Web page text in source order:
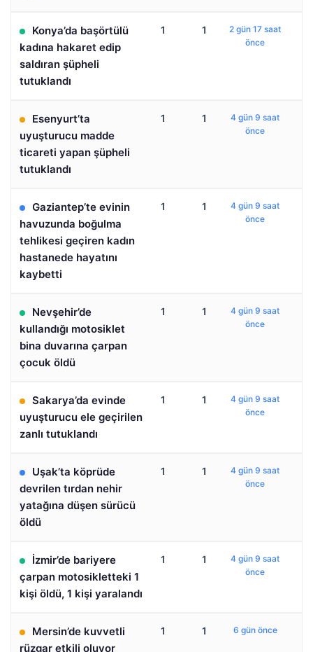
Konya’da başörtülü
kadına hakaret edip
saldıran şüpheli
tutuklandı
1 1
2 gün 17 saat
önce
Esenyurt’ta
uyuşturucu madde
ticareti yapan şüpheli
tutuklandı
1 1
4 gün 9 saat
önce
Gaziantep’te evinin
havuzunda boğulma
tehlikesi geçiren kadın
hastanede hayatını
kaybetti
1 1
4 gün 9 saat
önce
Nevşehir’de
kullandığı motosiklet
bina duvarına çarpan
çocuk öldü
1 1
4 gün 9 saat
önce
Sakarya’da evinde
uyuşturucu ele geçirilen
zanlı tutuklandı
1 1
4 gün 9 saat
önce
Uşak’ta köprüde
devrilen tırdan nehir
yatağına düşen sürücü
öldü
1 1
4 gün 9 saat
önce
İzmir’de bariyere
çarpan motosikletteki 1
kişi öldü, 1 kişi yaralandı
1 1
4 gün 9 saat
önce
Mersin’de kuvvetli
rüzgar etkili oluyor
1 1 6 gün önce